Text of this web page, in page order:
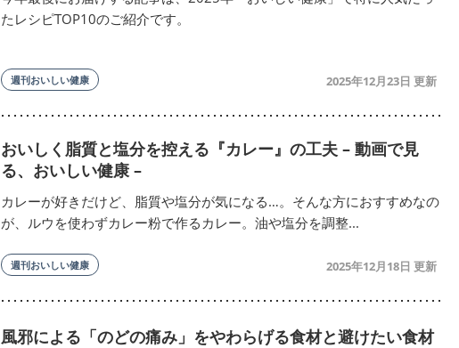
たレシピTOP10のご紹介です。
週刊おいしい健康 2025年12月23日
おいしく脂質と塩分を控える『カレー』の工夫 – 動画で見
る、おいしい健康 –
カレーが好きだけど、脂質や塩分が気になる…。そんな方におすすめなの
が、ルウを使わずカレー粉で作るカレー。油や塩分を調整...
週刊おいしい健康 2025年12月18日
風邪による「のどの痛み」をやわらげる食材と避けたい食材